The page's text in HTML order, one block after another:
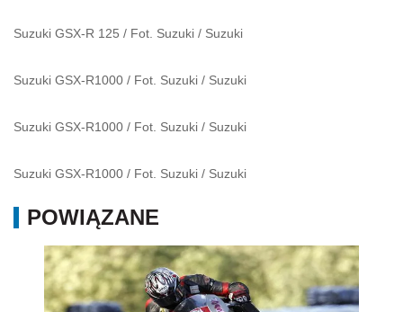
Suzuki GSX-R 125 / Fot. Suzuki / Suzuki
Suzuki GSX-R1000 / Fot. Suzuki / Suzuki
Suzuki GSX-R1000 / Fot. Suzuki / Suzuki
Suzuki GSX-R1000 / Fot. Suzuki / Suzuki
POWIĄZANE